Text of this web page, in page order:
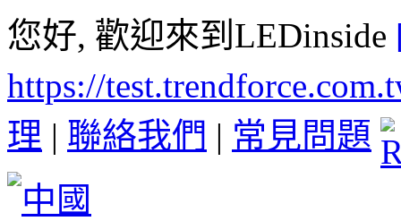
您好, 歡迎來到LEDinside
https://
理 | 聯絡我們 | 常見問題